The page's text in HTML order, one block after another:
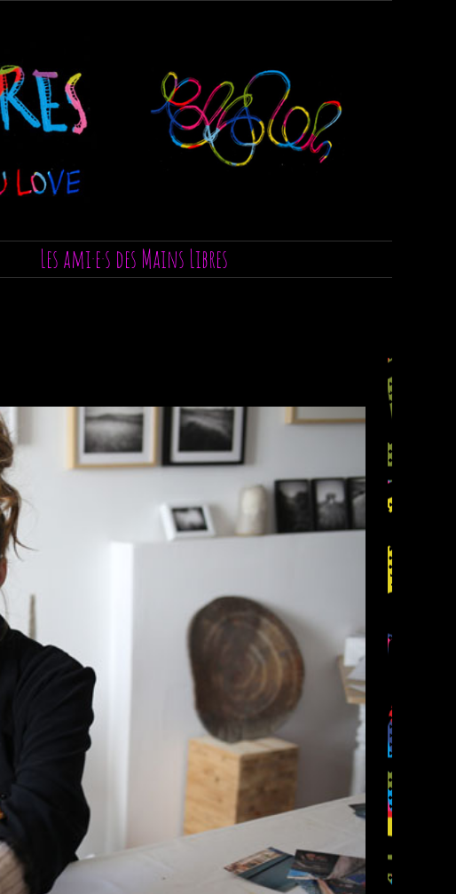
Les ami·e·s des Mains Libres